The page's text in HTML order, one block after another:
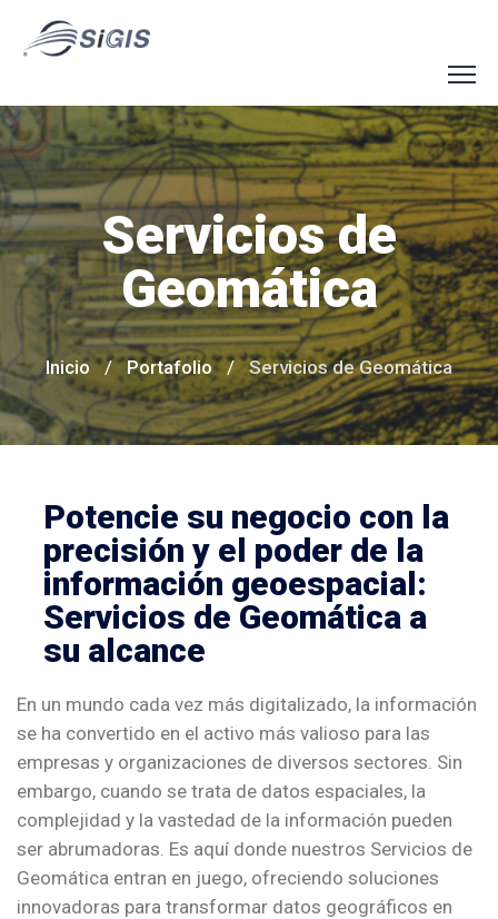
Servicios de
Geomática
Inicio Portafolio Servicios de Geomática
Potencie su negocio con la
precisión y el poder de la
información geoespacial:
Servicios de Geomática a
su alcance
En un mundo cada vez más digitalizado, la información
se ha convertido en el activo más valioso para las
empresas y organizaciones de diversos sectores. Sin
embargo, cuando se trata de datos espaciales, la
complejidad y la vastedad de la información pueden
ser abrumadoras. Es aquí donde nuestros Servicios de
Geomática entran en juego, ofreciendo soluciones
innovadoras para transformar datos geográficos en